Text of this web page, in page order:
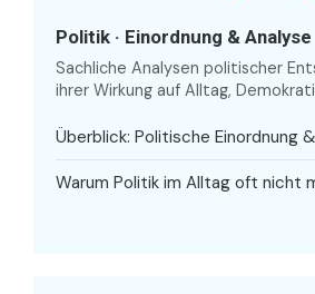
Politik · Einordnung & Analyse
Sachliche Analysen politischer
ihrer Wirkung auf Alltag,
Überblick: Politische Einordnung
Warum Politik im Alltag oft nicht